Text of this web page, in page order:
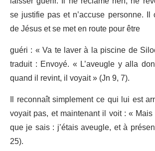
se justifie pas et n’accuse personne.
de Jésus et se met en route pour être
guéri : « Va te laver à la piscine de
traduit : Envoyé. « L’aveugle y alla
quand il revint, il voyait » (Jn 9, 7).
Il reconnaît simplement ce qui lui est
voyait pas, et maintenant il voit : «
que je sais : j’étais aveugle, et à
25).